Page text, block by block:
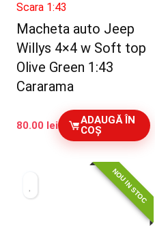
Scara 1:43
Macheta auto Jeep
Willys 4×4 w Soft top
Olive Green 1:43
Cararama
80.00 lei
ADAUGĂ ÎN
COȘ
NOU IN STOC